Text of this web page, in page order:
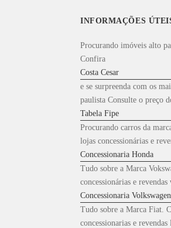
INFORMAÇÕES
Procurando imóveis alto
Confira
Costa Cesar
e se surpreenda com os
paulista Consulte o preço
Tabela Fipe
Procurando carros da
lojas concessionárias e
Concessionaria Honda
Tudo sobre a Marca
concessionárias e
Concessionaria Volkswagen
Tudo sobre a Marca Fiat.
concessionarias e revendas